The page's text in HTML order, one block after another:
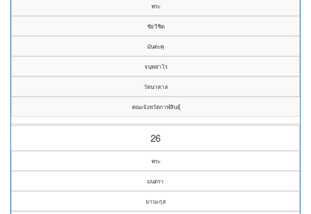
พระ
ชัยวิชิต
มันตะคุ
จนฺทสาโร
วัดนาตาล
คณะจังหวัดกาฬสินธุ์
26
พระ
มนตรา
มานะกุล